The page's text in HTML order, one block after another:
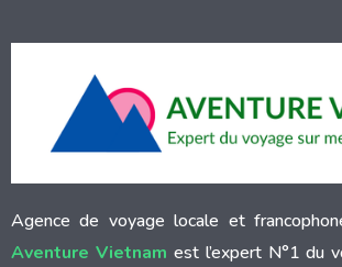
Agence de voyage locale et
Aventure Vietnam est l’expert N°1 du